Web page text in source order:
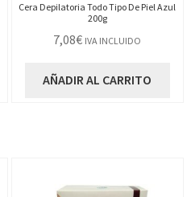
Cera Depilatoria Todo Tipo De Piel Azul
200g
7,08€ IVA INCLUIDO
AÑADIR AL CARRITO